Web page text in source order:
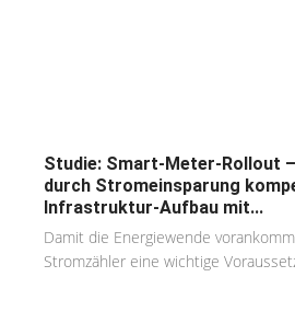
Studie: Smart-Meter-Rollout
durch Stromeinsparung
Infrastruktur-Aufbau mit...
Damit die Energiewende
Stromzähler eine wichtige